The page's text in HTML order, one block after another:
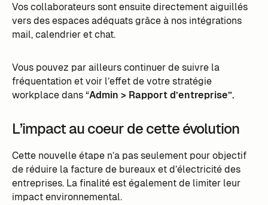
Vos collaborateurs sont ensuite directement aiguillés
vers des espaces adéquats grâce à nos intégrations
mail, calendrier et chat.
Vous pouvez par ailleurs continuer de suivre la
fréquentation et voir l’effet de votre stratégie
workplace dans “Admin > Rapport d’entreprise”.
L’impact au coeur de cette évolution
Cette nouvelle étape n’a pas seulement pour objectif
de réduire la facture de bureaux et d’électricité des
entreprises. La finalité est également de limiter leur
impact environnemental.